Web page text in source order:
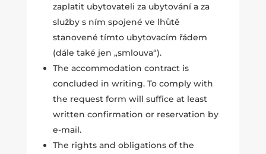
zaplatit ubytovateli za ubytování a za
služby s ním spojené ve lhůtě
stanovené tímto ubytovacím řádem
(dále také jen „smlouva“).
The accommodation contract is
concluded in writing. To comply with
the request form will suffice at least
written confirmation or reservation by
e-mail.
The rights and obligations of the